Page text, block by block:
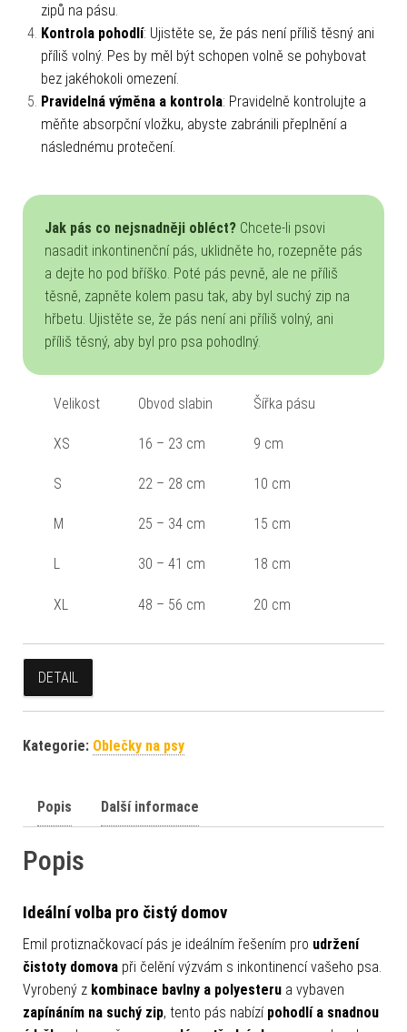
zipů na pásu.
Kontrola pohodlí: Ujistěte se, že pás není příliš těsný ani
příliš volný. Pes by měl být schopen volně se pohybovat
bez jakéhokoli omezení.
Pravidelná výměna a kontrola: Pravidelně kontrolujte a
měňte absorpční vložku, abyste zabránili přeplnění a
následnému protečení.
Jak pás co nejsnadněji obléct? Chcete-li psovi
nasadit inkontinenční pás, uklidněte ho, rozepněte pás
a dejte ho pod bříško. Poté pás pevně, ale ne příliš
těsně, zapněte kolem pasu tak, aby byl suchý zip na
hřbetu. Ujistěte se, že pás není ani příliš volný, ani
příliš těsný, aby byl pro psa pohodlný.
Velikost Obvod slabin Šířka pásu
XS 16 – 23 cm 9 cm
S 22 – 28 cm 10 cm
M 25 – 34 cm 15 cm
L 30 – 41 cm 18 cm
XL 48 – 56 cm 20 cm
DETAIL
Kategorie: Oblečky na psy
Popis Další informace
Popis
Ideální volba pro čistý domov
Emil protiznačkovací pás je ideálním řešením pro udržení
čistoty domova při čelění výzvám s inkontinencí vašeho psa.
Vyrobený z kombinace bavlny a polyesteru a vybaven
zapínáním na suchý zip, tento pás nabízí pohodlí a snadnou